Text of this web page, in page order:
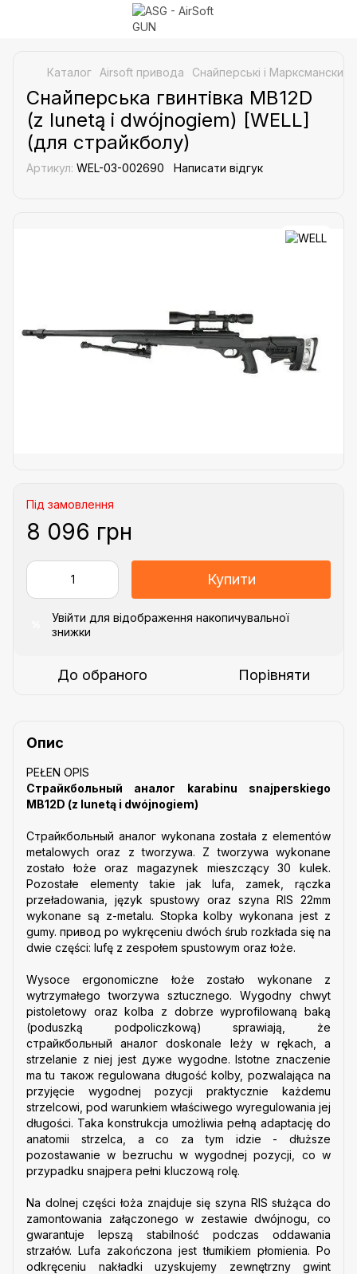
Каталог Airsoft привода Снайперські і Марксманские
Снайперська гвинтівка MB12D
(z lunetą i dwójnogiem) [WELL]
(для страйкболу)
Артикул: WEL-03-002690 Написати відгук
Під замовлення
8 096 грн
Купити
Увійти для відображення накопичувальної
знижки
До обраного Порівняти
Опис
PEŁEN OPIS
Страйкбольный аналог karabinu snajperskiego
MB12D (z lunetą i dwójnogiem)
Страйкбольный аналог wykonana została z elementów
metalowych oraz z tworzywa. Z tworzywa wykonane
zostało łoże oraz magazynek mieszczący 30 kulek.
Pozostałe elementy takie jak lufa, zamek, rączka
przeładowania , język spustowy oraz szyna RIS 22mm
wykonane są z-metalu. Stopka kolby wykonana jest z
gumy. привод po wykręceniu dwóch śrub rozkłada się na
dwie części: lufę z zespołem spustowym oraz łoże.
Wysoce ergonomiczne łoże zostało wykonane z
wytrzymałego tworzywa sztucznego. Wygodny chwyt
pistoletowy oraz kolba z dobrze wyprofilowaną baką
(poduszką podpoliczkową) sprawiają, że
cтрайкбольный аналог doskonale leży w rękach, a
strzelanie z niej jest дуже wygodne. Istotne znaczenie
ma tu також regulowana długość kolby, pozwalająca na
przyjęcie wygodnej pozycji praktycznie każdemu
strzelcowi, pod warunkiem właściwego wyregulowania jej
długości. Taka konstrukcja umożliwia pełną adaptację do
anatomii strzelca, a co za tym idzie - dłuższe
pozostawanie w bezruchu w wygodnej pozycji, co w
przypadku snajpera pełni kluczową rolę.
Na dolnej części łoża znajduje się szyna RIS służąca do
zamontowania załączonego w zestawie dwójnogu, co
gwarantuje lepszą stabilność podczas oddawania
strzałów. Lufa zakończona jest tłumikiem płomienia. Po
odkręceniu nakładki uzyskujemy zewnętrzny gwint